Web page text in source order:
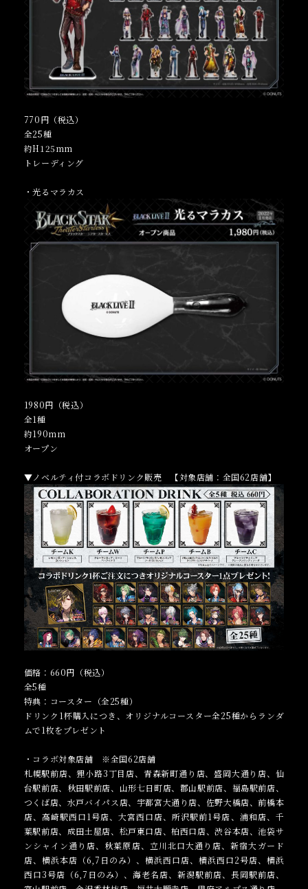
770円（税込）
全25種
約H125mm
トレーディング
・光るマラカス
1980円（税込）
全1種
約190mm
オープン
▼ノベルティ付コラボドリンク販売 【対象店舗：全国62店舗】
価格：660円（税込）
全5種
特典：コースター（全25種）
ドリンク1杯購入につき、オリジナルコースター全25種からランダ
ムで1枚をプレゼント
・コラボ対象店舗 ※全国62店舗
札幌駅前店、狸小路3丁目店、青森新町通り店、盛岡大通り店、仙
台駅前店、秋田駅前店、山形七日町店、郡山駅前店、福島駅前店、
つくば店、水戸バイパス店、宇都宮大通り店、佐野大橋店、前橋本
店、高崎駅西口1号店、大宮西口店、所沢駅前1号店、浦和店、千
葉駅前店、成田土屋店、松戸東口店、柏西口店、渋谷本店、池袋サ
ンシャイン通り店、秋葉原店、立川北口大通り店、新宿大ガード
店、横浜本店（6,7日のみ）、横浜西口店、横浜西口2号店、横浜
西口3号店（6,7日のみ）、海老名店、新潟駅前店、長岡駅前店、